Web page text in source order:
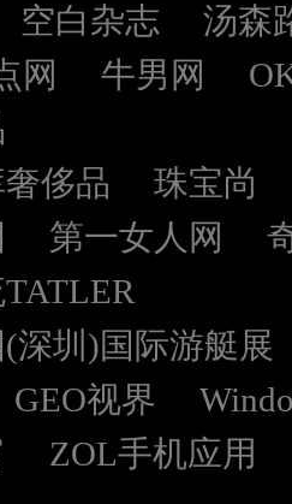
空白杂志
汤森
网 牛男网
侈品
珠宝尚
第一女人网
深圳)国际游艇展
GEO视界
ZOL手机应用